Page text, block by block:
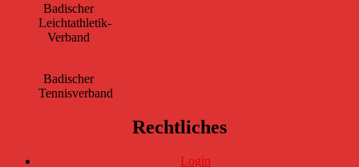
Badischer
Leichtathletik-
Verband
Badischer
Tennisverband
Rechtliches
Login